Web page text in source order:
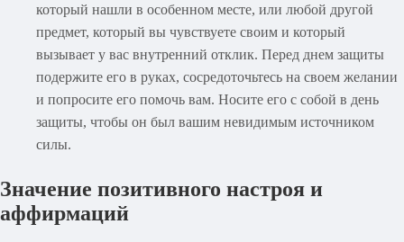
который нашли в особенном месте, или любой другой
предмет, который вы чувствуете своим и который
вызывает у вас внутренний отклик. Перед днем защиты
подержите его в руках, сосредоточьтесь на своем желании
и попросите его помочь вам. Носите его с собой в день
защиты, чтобы он был вашим невидимым источником
силы.
Значение позитивного настроя и
аффирмаций